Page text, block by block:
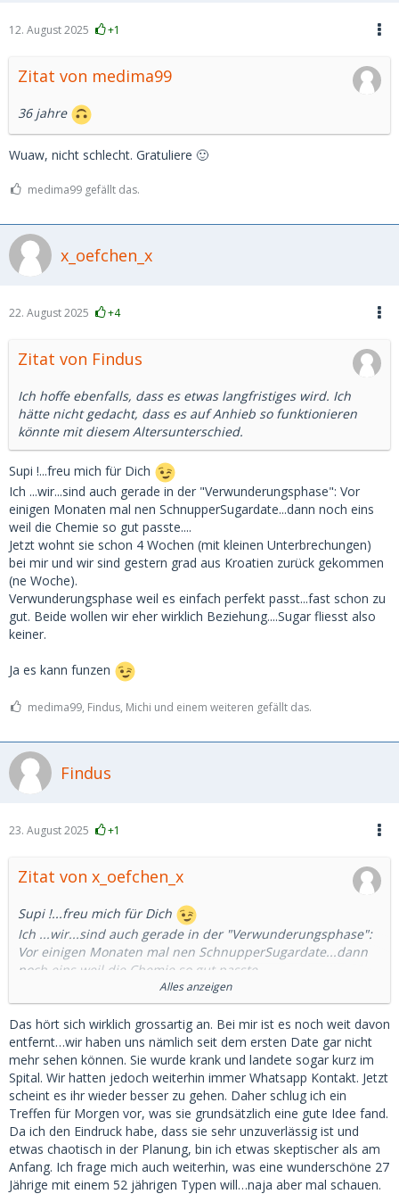
12. August 2025 +1
Zitat von medima99
36 jahre
Wuaw, nicht schlecht. Gratuliere 🙂
medima99 gefällt das.
x_oefchen_x
22. August 2025 +4
Zitat von Findus
Ich hoffe ebenfalls, dass es etwas langfristiges wird. Ich
hätte nicht gedacht, dass es auf Anhieb so funktionieren
könnte mit diesem Altersunterschied.
Supi !...freu mich für Dich
Ich ...wir...sind auch gerade in der "Verwunderungsphase": Vor
einigen Monaten mal nen SchnupperSugardate...dann noch eins
weil die Chemie so gut passte....
Jetzt wohnt sie schon 4 Wochen (mit kleinen Unterbrechungen)
bei mir und wir sind gestern grad aus Kroatien zurück gekommen
(ne Woche).
Verwunderungsphase weil es einfach perfekt passt...fast schon zu
gut. Beide wollen wir eher wirklich Beziehung....Sugar fliesst also
keiner.
Ja es kann funzen
medima99, Findus, Michi und einem weiteren gefällt das.
Findus
23. August 2025 +1
Zitat von x_oefchen_x
Supi !...freu mich für Dich
Ich ...wir...sind auch gerade in der "Verwunderungsphase":
Vor einigen Monaten mal nen SchnupperSugardate...dann
noch eins weil die Chemie so gut passte....
Jetzt wohnt sie schon 4 Wochen (mit kleinen
Unterbrechungen) bei mir und wir sind gestern grad aus
Kroatien zurück gekommen (ne Woche).
Verwunderungsphase weil es einfach perfekt passt...fast
schon zu gut. Beide wollen wir eher wirklich
Beziehung....Sugar fliesst also keiner.
Ja es kann funzen
Alles anzeigen
Das hört sich wirklich grossartig an. Bei mir ist es noch weit davon
entfernt…wir haben uns nämlich seit dem ersten Date gar nicht
mehr sehen können. Sie wurde krank und landete sogar kurz im
Spital. Wir hatten jedoch weiterhin immer Whatsapp Kontakt. Jetzt
scheint es ihr wieder besser zu gehen. Daher schlug ich ein
Treffen für Morgen vor, was sie grundsätzlich eine gute Idee fand.
Da ich den Eindruck habe, dass sie sehr unzuverlässig ist und
etwas chaotisch in der Planung, bin ich etwas skeptischer als am
Anfang. Ich frage mich auch weiterhin, was eine wunderschöne 27
Jährige mit einem 52 jährigen Typen will…naja aber mal schauen.